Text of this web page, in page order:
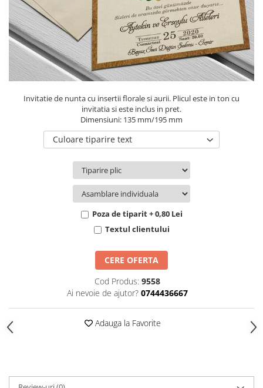
Pachete marturii
Pungi si cutii prajituri
Sticle si borcane
Cutii flori de hartie
Cutii flori de sapun
Cutii flori mixte
Cutii LUX
Aranjamente tematice
2025 Craciun
2020 Craciun si Anul Nou
2021 Crăciun
Toamna și Halloween
Invitatie de nunta cu insertii florale si aurii. Plicul este in ton cu
invitatia si este inclus in pret.
Dimensiuni: 135 mm/195 mm
Culoare tiparire text
Poza de tiparit + 0,80 Lei
Textul clientului
CERE OFERTA
Cod Produs: 9558
Ai nevoie de ajutor? 0744436667
Adauga la Favorite